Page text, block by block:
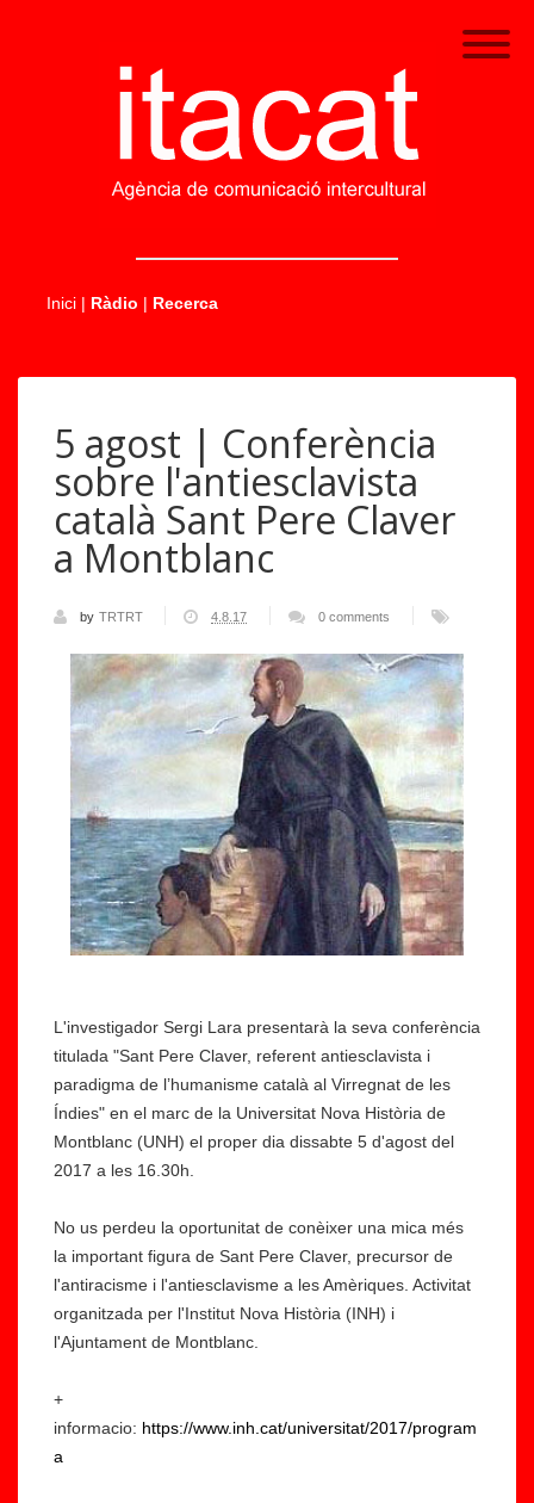
Inici | Ràdio | Recerca
5 agost | Conferència
sobre l'antiesclavista
català Sant Pere Claver
a Montblanc
by TRTRT 4.8.17 0 comments
L'investigador Sergi Lara presentarà la seva conferència
titulada "Sant Pere Claver, referent antiesclavista i
paradigma de l’humanisme català al Virregnat de les
Índies" en el marc de la Universitat Nova Història de
Montblanc (UNH) el proper dia dissabte 5 d'agost del
2017 a les 16.30h.
No us perdeu la oportunitat de conèixer una mica més
la important figura de Sant Pere Claver, precursor de
l'antiracisme i l'antiesclavisme a les Amèriques. Activitat
organitzada per l'Institut Nova Història (INH) i
l'Ajuntament de Montblanc.
+
informacio: https://www.inh.cat/universitat/2017/program
a